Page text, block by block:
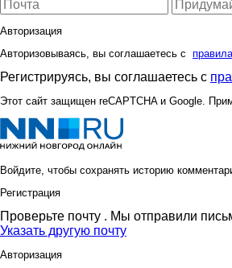
Авторизация
Авторизовываясь, вы соглашаетесь с
Регистрируясь, вы соглашаетесь с
Этот сайт защищен reCAPTCHA и Google.
Войдите, чтобы сохранять историю
Регистрация
Проверьте почту . Мы отправили
Указать другую почту
Авторизация